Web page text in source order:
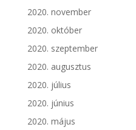
2020. november
2020. október
2020. szeptember
2020. augusztus
2020. július
2020. június
2020. május